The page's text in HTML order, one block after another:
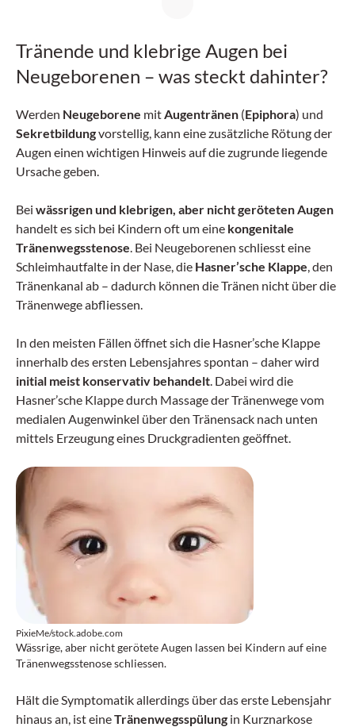
Tränende und klebrige Augen bei
Neugeborenen – was steckt dahinter?
Werden Neugeborene mit Augentränen (Epiphora) und
Sekretbildungvorstellig, kann eine zusätzliche Rötung der
Augen einen wichtigen Hinweis auf die zugrunde liegende
Ursache geben.
Bei wässrigen und klebrigen, aber nicht geröteten Augen
handelt es sich bei Kindern oft um eine kongenitale
Tränenwegsstenose . Bei Neugeborenen schliesst eine
Schleimhautfalte in der Nase, die Hasner’sche Klappe , den
Tränenkanal ab – dadurch können die Tränen nicht über die
Tränenwege abfliessen.
In den meisten Fällen öffnet sich die Hasner’sche Klappe
innerhalb des ersten Lebensjahres spontan – daher wird
initial meist konservativ behandelt . Dabei wird die
Hasner’sche Klappe durch Massage der Tränenwege vom
medialen Augenwinkel über den Tränensack nach unten
mittels Erzeugung eines Druckgradienten geöffnet.
PixieMe/stock.adobe.com
Wässrige, aber nicht gerötete Augen lassen bei Kindern auf eine
Tränenwegsstenose schliessen.
Hält die Symptomatik allerdings über das erste Lebensjahr
hinaus an, ist eineTränenwegsspülung in Kurznarkose